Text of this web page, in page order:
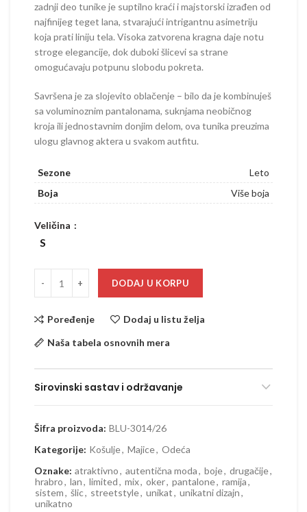
zadnji deo tunike je suptilno kraći i majstorski izrađen od
najfinijeg teget lana, stvarajući intrigantnu asimetriju
koja prati liniju tela. Visoka zatvorena kragna daje notu
stroge elegancije, dok duboki šlicevi sa strane
omogućavaju potpunu slobodu pokreta.
Savršena je za slojevito oblačenje – bilo da je kombinuješ
sa voluminoznim pantalonama, suknjama neobičnog
kroja ili jednostavnim donjim delom, ova tunika preuzima
ulogu glavnog aktera u svakom autfitu.
Sezone
Leto
Boja
Više boja
Veličina
S
DODAJ U KORPU
Poređenje
Dodaj u listu želja
Naša tabela osnovnih mera
Sirovinski sastav i održavanje
Šifra proizvoda: BLU-3014/26
Kategorije: Košulje, Majice, Odeća
Oznake: atraktivno, autentična moda, boje, drugačije,
hrabro, lan, limited, mix, oker, pantalone, ramija,
sistem, šlic, streetstyle, unikat, unikatni dizajn,
unikatno